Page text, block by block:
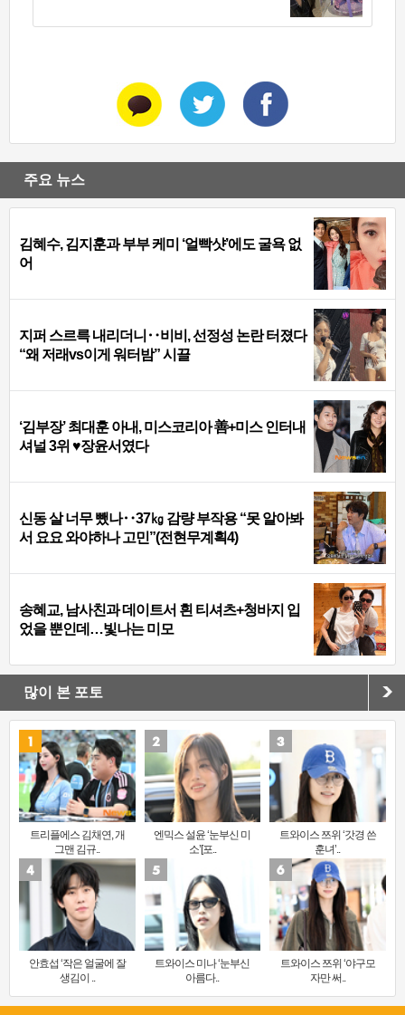
주요 뉴스
김혜수, 김지훈과 부부 케미 ‘얼빡샷’에도 굴욕 없
어
지퍼 스르륵 내리더니‥비비, 선정성 논란 터졌다
“왜 저래vs이게 워터밤” 시끌
‘김부장’ 최대훈 아내, 미스코리아 善+미스 인터내
셔널 3위 ♥장윤서였다
신동 살 너무 뺐나‥37㎏ 감량 부작용 “못 알아봐
서 요요 와야하나 고민”(전현무계획4)
송혜교, 남사친과 데이트서 흰 티셔츠+청바지 입
었을 뿐인데…빛나는 미모
많이 본 포토
트리플에스 김채연, 개
그맨 김규..
엔믹스 설윤 ‘눈부신 미
소’[포..
트와이스 쯔위 ‘갓경 쓴
훈녀’..
안효섭 ‘작은 얼굴에 잘
생김이 ..
트와이스 미나 ‘눈부신
아름다..
트와이스 쯔위 ‘야구모
자만 써..